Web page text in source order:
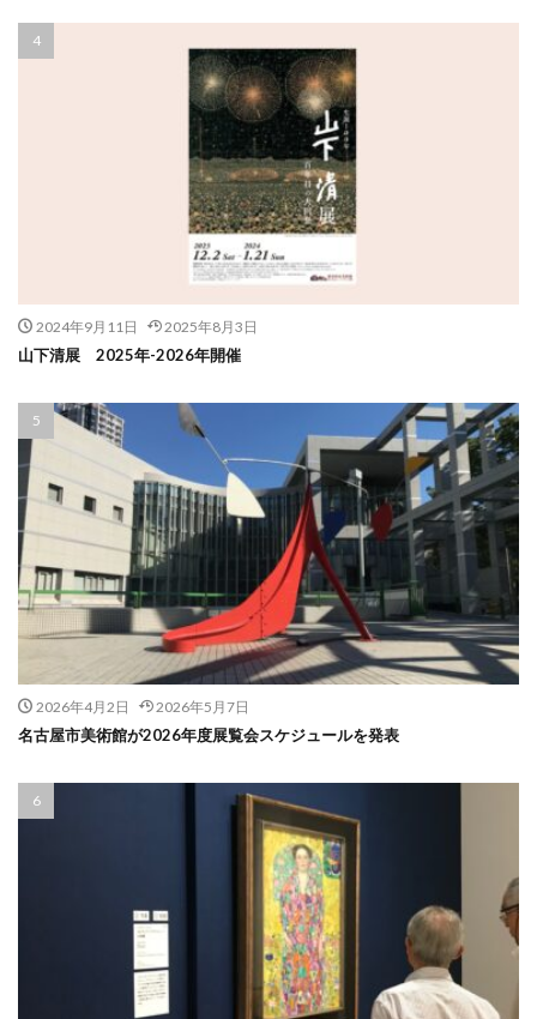
2024年9月11日 2025年8月3日
山下清展 2025年-2026年開催
2026年4月2日 2026年5月7日
名古屋市美術館が2026年度展覧会スケジュールを発表